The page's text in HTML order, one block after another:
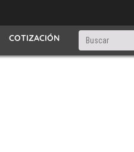
COTIZACIÓN Buscar